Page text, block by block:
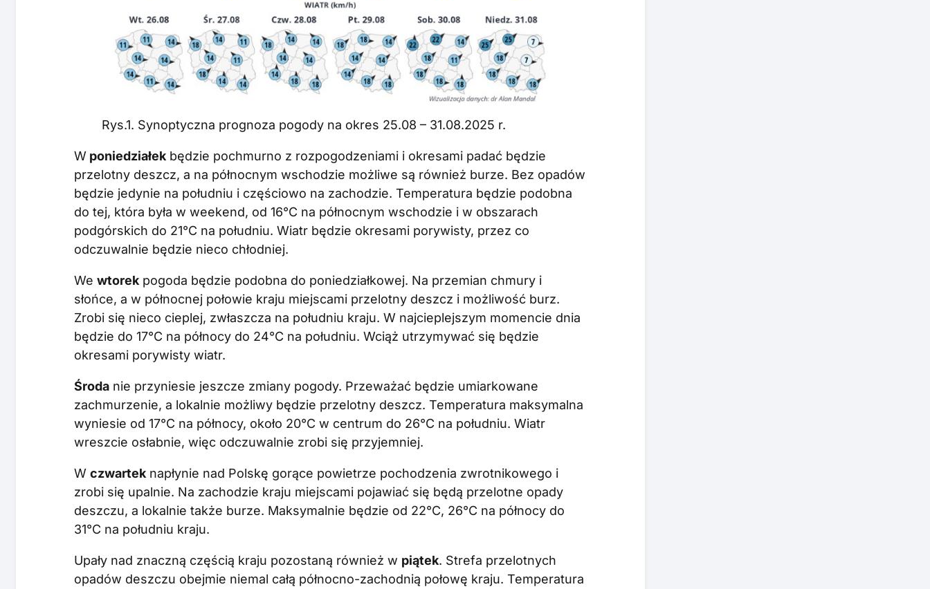
Rys.1. Synoptyczna prognoza pogody na okres 25.08 – 31.08.2025 r.
W poniedziałek będzie pochmurno z rozpogodzeniami i okresami padać będzie
przelotny deszcz, a na północnym wschodzie możliwe są również burze. Bez opadów
będzie jedynie na południu i częściowo na zachodzie. Temperatura będzie podobna
do tej, która była w weekend, od 16°C na północnym wschodzie i w obszarach
podgórskich do 21°C na południu. Wiatr będzie okresami porywisty, przez co
odczuwalnie będzie nieco chłodniej.
Wewtorek pogoda będzie podobna do poniedziałkowej. Na przemian chmury i
słońce, a w północnej połowie kraju miejscami przelotny deszcz i możliwość burz.
Zrobi się nieco cieplej, zwłaszcza na południu kraju. W najcieplejszym momencie dnia
będzie do 17°C na północy do 24°C na południu. Wciąż utrzymywać się będzie
okresami porywisty wiatr.
Środa nie przyniesie jeszcze zmiany pogody. Przeważać będzie umiarkowane
zachmurzenie, a lokalnie możliwy będzie przelotny deszcz. Temperatura maksymalna
wyniesie od 17°C na północy, około 20°C w centrum do 26°C na południu. Wiatr
wreszcie osłabnie, więc odczuwalnie zrobi się przyjemniej.
Wczwartek napłynie nad Polskę gorące powietrze pochodzenia zwrotnikowego i
zrobi się upalnie. Na zachodzie kraju miejscami pojawiać się będą przelotne opady
deszczu, a lokalnie także burze. Maksymalnie będzie od 22°C, 26°C na północy do
31°C na południu kraju.
Upały nad znaczną częścią kraju pozostaną również w piątek. Strefa przelotnych
opadów deszczu obejmie niemal całą północno-zachodnią połowę kraju. Temperatura